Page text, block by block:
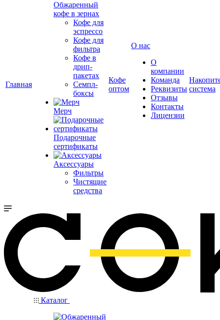
Главная
Обжаренный
кофе в зернах
Кофе для
эспрессо
Кофе для
фильтра
Кофе в
дрип-
пакетах
Семпл-
боксы
Мерч
Подарочные
сертификаты
Аксессуары
Фильтры
Чистящие
средства
Кофе
оптом
О нас
О
компании
Команда
Реквизиты
Отзывы
Контакты
Лицензии
система
Каталог